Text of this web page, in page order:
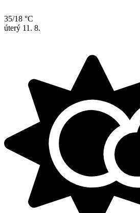
35/18 °C
úterý 11. 8.